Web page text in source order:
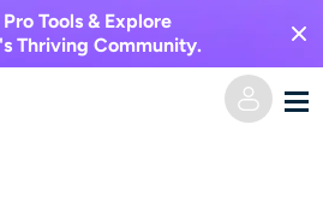
Tools & Explore
Thriving Community.